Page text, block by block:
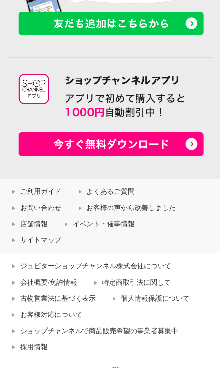
2018/11/06
【お客様の声から改善しました】「今使えるクー
ポンを知りたい！」にこたえました。Part2
2018/09/25
ショップチャンネル公式Instagram（インスタグラ
ム）始めました！
使いづらい！」にこたえました。
2018/08/21
2018/01/24
『ブランド新着お知らせ』がさらに便利になりま
ショップチャンネルアプリに新機能！今だけプラ
番組表が見やすくなりました！
2017/10/04
ーアルして使いやすくなりました
お気に入り商品のお知らせ機能がさらに便利にな
ご利用ガイド よくあるご質問
お問い合わせ お客様の声から改善しました
店舗情報 イベント・催事情報
サイトマップ
ジュピターショップチャンネル株式会社について
会社概要/免許情報 特定商取引法に関して
古物営業法に基づく表示 個人情報保護について
お客様対応について
ショップチャンネルで商品販売希望の事業者募集中
採用情報